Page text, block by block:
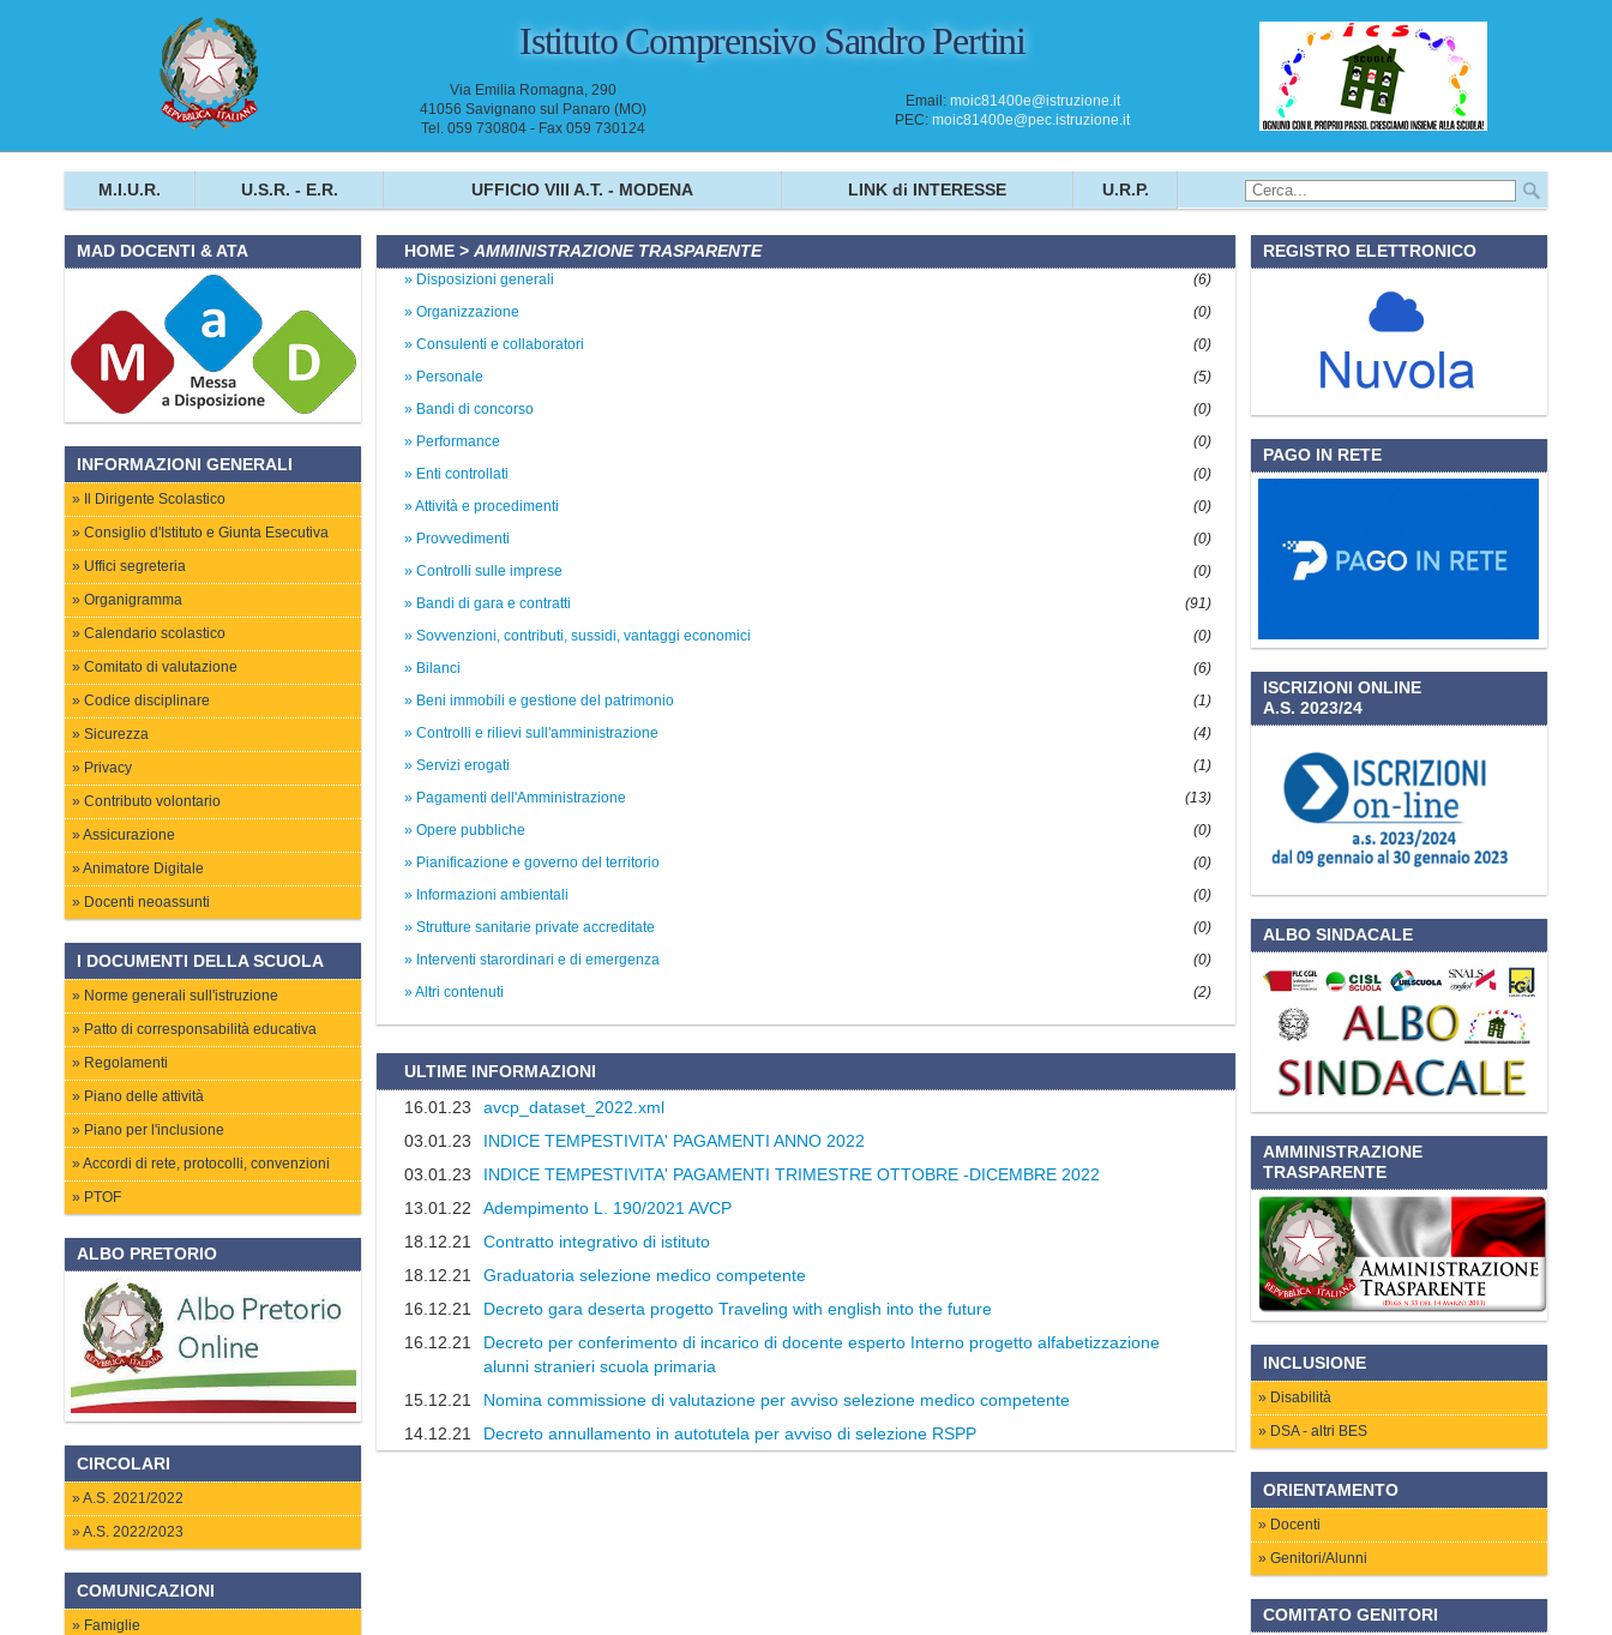
Istituto ComprensivoSandro Pertini
Via Emilia Romagna, 290
41056 Savignano sul Panaro (MO)
Tel. 059 730804 - Fax 059 730124
Email: moic81400e@istruzione.it
PEC: moic81400e@pec.istruzione.it
M.I.U.R. U.S.R. - E.R. UFFICIO VIII A.T. - MODENA LINK di INTERESSE U.R.P.
MAD DOCENTI & ATA
INFORMAZIONI GENERALI
Il Dirigente Scolastico
Consiglio d'Istituto e Giunta Esecutiva
Uffici segreteria
Organigramma
Calendario scolastico
Comitato di valutazione
Codice disciplinare
Sicurezza
Privacy
Contributo volontario
Assicurazione
Animatore Digitale
Docenti neoassunti
I DOCUMENTI DELLA SCUOLA
Norme generali sull'istruzione
Patto di corresponsabilità educativa
Regolamenti
Piano delle attività
Piano per l'inclusione
Accordi di rete, protocolli, convenzioni
PTOF
ALBO PRETORIO
CIRCOLARI
A.S. 2021/2022
A.S. 2022/2023
COMUNICAZIONI
Famiglie
REGISTRO ELETTRONICO
PAGO IN RETE
ISCRIZIONI ONLINE
A.S. 2023/24
ALBO SINDACALE
AMMINISTRAZIONE
TRASPARENTE
INCLUSIONE
Disabilità
DSA - altri BES
ORIENTAMENTO
Docenti
Genitori/Alunni
COMITATO GENITORI
HOME> AMMINISTRAZIONE TRASPARENTE
Disposizioni generali
(6)
Organizzazione
(0)
Consulenti e collaboratori
(0)
Personale
(5)
Bandi di concorso
(0)
Performance
(0)
Enti controllati
(0)
Attività e procedimenti
(0)
Provvedimenti
(0)
Controlli sulle imprese
(0)
Bandi di gara e contratti
(91)
Sovvenzioni, contributi, sussidi, vantaggi economici
(0)
Bilanci
(6)
Beni immobili e gestione del patrimonio
(1)
Controlli e rilievi sull'amministrazione
(4)
Servizi erogati
(1)
Pagamenti dell'Amministrazione
(13)
Opere pubbliche
(0)
Pianificazione e governo del territorio
(0)
Informazioni ambientali
(0)
Strutture sanitarie private accreditate
(0)
Interventi starordinari e di emergenza
(0)
Altri contenuti
(2)
ULTIME INFORMAZIONI
16.01.23
avcp_dataset_2022.xml
03.01.23
INDICE TEMPESTIVITA' PAGAMENTI ANNO 2022
03.01.23
INDICE TEMPESTIVITA' PAGAMENTI TRIMESTRE OTTOBRE -DICEMBRE 2022
13.01.22
Adempimento L. 190/2021 AVCP
18.12.21
Contratto integrativo di istituto
18.12.21
Graduatoria selezione medico competente
16.12.21
Decreto gara deserta progetto Traveling with english into the future
16.12.21
Decreto per conferimento di incarico di docente esperto Interno progetto alfabetizzazione
alunni stranieri scuola primaria
15.12.21
Nomina commissione di valutazione per avviso selezione medico competente
14.12.21
Decreto annullamento in autotutela per avviso di selezione RSPP